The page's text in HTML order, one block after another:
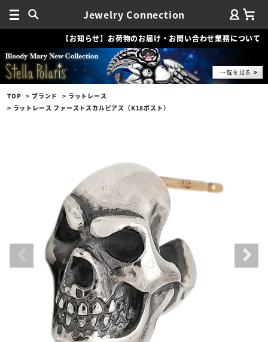
Jewelry Connection
【お知らせ】お荷物のお届け・お問い合わせ業務について
TOP ブランド
ラットレース
ラットレース ファーストスカルピアス（K18ポスト）